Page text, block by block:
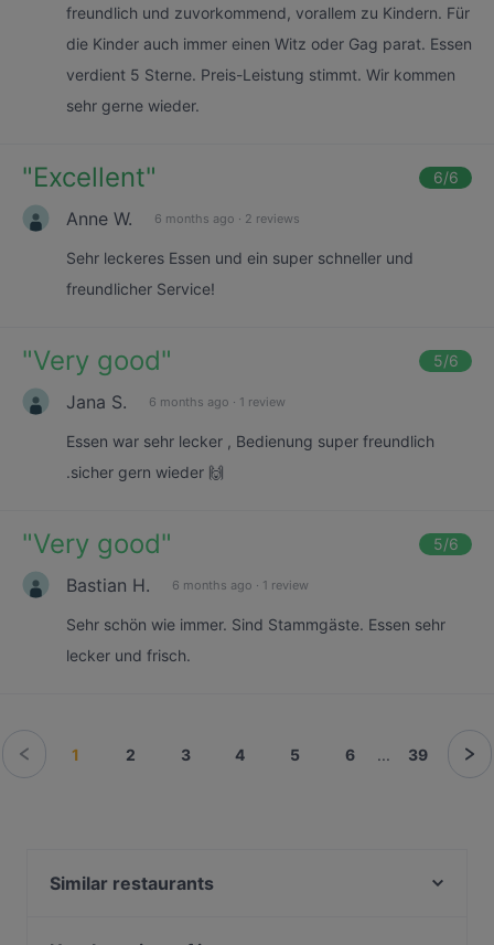
freundlich und zuvorkommend, vorallem zu Kindern. Für
die Kinder auch immer einen Witz oder Gag parat. Essen
verdient 5 Sterne. Preis-Leistung stimmt. Wir kommen
sehr gerne wieder.
"Excellent" 6/6
Anne W. 6 months ago · 2 reviews
Sehr leckeres Essen und ein super schneller und
freundlicher Service!
"Very good" 5/6
Jana S. 6 months ago · 1 review
Essen war sehr lecker , Bedienung super freundlich
.sicher gern wieder 🙌
"Very good" 5/6
Bastian H. 6 months ago · 1 review
Sehr schön wie immer. Sind Stammgäste. Essen sehr
lecker und frisch.
1 2 3 4 5 6 ... 39
Similar restaurants